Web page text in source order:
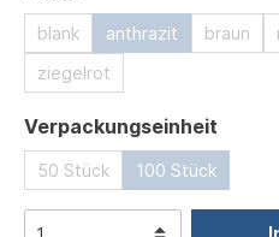
blank anthrazit braun
ziegelrot
Verpackungseinheit
50 Stück 100 Stück